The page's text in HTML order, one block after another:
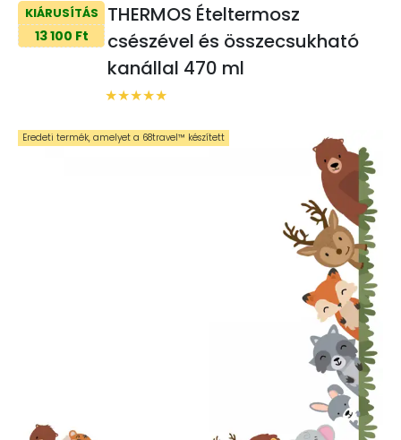
KIÁRUSÍTÁS
13 100 Ft
THERMOS Ételtermosz
csészével és összecsukható
kanállal 470 ml
Eredeti termék, amelyet a 68travel™️ készített